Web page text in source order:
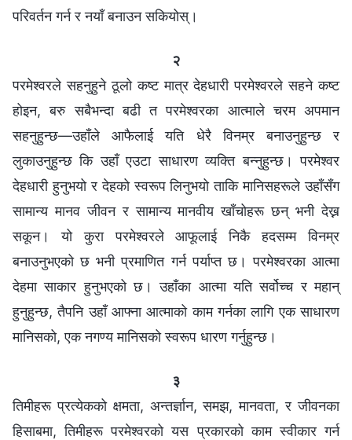
परिवर्तन गर्न र नयाँ बनाउन सकियोस्।
२
परमेश्‍वरले सहनुहुने ठूलो कष्ट मात्र देहधारी परमेश्‍वरले सहने कष्ट
होइन, बरु सबैभन्दा बढी त परमेश्‍वरका आत्माले चरम अपमान
सहनुहुन्छ—उहाँले आफैलाई यति धेरै विनम्र बनाउनुहुन्छ र
लुकाउनुहुन्छ कि उहाँ एउटा साधारण व्यक्ति बन्नुहुन्छ। परमेश्‍वर
देहधारी हुनुभयो र देहको स्वरूप लिनुभयो ताकि मानिसहरूले उहाँसँग
सामान्य मानव जीवन र सामान्य मानवीय खाँचोहरू छन् भनी देख्न
सकून। यो कुरा परमेश्‍वरले आफूलाई निकै हदसम्म विनम्र
बनाउनुभएको छ भनी प्रमाणित गर्न पर्याप्त छ। परमेश्‍वरका आत्मा
देहमा साकार हुनुभएको छ। उहाँका आत्मा यति सर्वोच्च र महान्
हुनुहुन्छ, तैपनि उहाँ आफ्ना आत्माको काम गर्नका लागि एक साधारण
मानिसको, एक नगण्य मानिसको स्वरूप धारण गर्नुहुन्छ।
३
तिमीहरू प्रत्येकको क्षमता, अन्तर्ज्ञान, समझ, मानवता, र जीवनका
हिसाबमा, तिमीहरू परमेश्‍वरको यस प्रकारको काम स्वीकार गर्न